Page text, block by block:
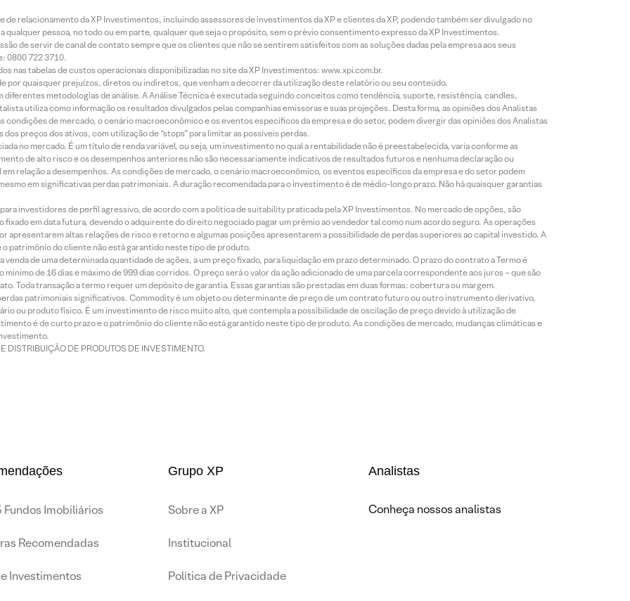
relacionamento da XP Investimentos, incluindo assessores de investimentos da XP e clientes da XP, podendo também ser divulgado no
qualquer pessoa, no todo ou em parte, qualquer que seja o propósito, sem o prévio consentimento expresso da XP Investimentos.
de servir de canal de contato sempre que os clientes que não se sentirem satisfeitos com as soluções dadas pela empresa aos seus
0800 722 3710.
nas tabelas de custos operacionais disponibilizadas no site da XP Investimentos: www.xpi.com.br.
por quaisquer prejuízos, diretos ou indiretos, que venham a decorrer da utilização deste relatório ou seu conteúdo.
diferentes metodologias de análise. A Análise Técnica é executada seguindo conceitos como tendência, suporte, resistência, candles,
utiliza como informação os resultados divulgados pelas companhias emissoras e suas projeções. Desta forma, as opiniões dos Analistas
condições de mercado, o cenário macroeconômico e os eventos específicos da empresa e do setor, podem divergir das opiniões dos Analistas
preços dos ativos, com utilização de “stops” para limitar as possíveis perdas.
no mercado. É um título de renda variável, ou seja, um investimento no qual a rentabilidade não é preestabelecida, varia conforme as
de alto risco e os desempenhos anteriores não são necessariamente indicativos de resultados futuros e nenhuma declaração ou
relação a desempenhos. As condições de mercado, o cenário macroeconômico, os eventos específicos da empresa e do setor podem
em significativas perdas patrimoniais. A duração recomendada para o investimento é de médio-longo prazo. Não há quaisquer garantias
investidores de perfil agressivo, de acordo com a política de suitability praticada pela XP Investimentos. No mercado de opções, são
em data futura, devendo o adquirente do direito negociado pagar um prêmio ao vendedor tal como num acordo seguro. As operações
apresentarem altas relações de risco e retorno e algumas posições apresentarem a possibilidade de perdas superiores ao capital investido. A
patrimônio do cliente não está garantido neste tipo de produto.
de uma determinada quantidade de ações, a um preço fixado, para liquidação em prazo determinado. O prazo do contrato a Termo é
de 16 dias e máximo de 999 dias corridos. O preço será o valor da ação adicionado de uma parcela correspondente aos juros – que são
Toda transação a termo requer um depósito de garantia. Essas garantias são prestadas em duas formas: cobertura ou margem.
patrimoniais significativos. Commodity é um objeto ou determinante de preço de um contrato futuro ou outro instrumento derivativo,
ou produto físico. É um investimento de risco muito alto, que contempla a possibilidade de oscilação de preço devido à utilização de
é de curto prazo e o patrimônio do cliente não está garantido neste tipo de produto. As condições de mercado, mudanças climáticas e
DISTRIBUIÇÃO DE PRODUTOS DE INVESTIMENTO.
Fundos Imobiliários
Recomendadas
Investimentos
Grupo XP
Sobre a XP
Institucional
Política de Privacidade
Analistas
Conheça nossos analistas